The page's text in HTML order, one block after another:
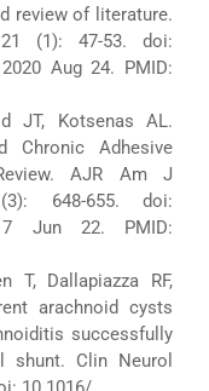
review of literature.
(1): 47-53. doi:
2020 Aug 24. PMID:
JT, Kotsenas AL.
Chronic Adhesive
AJR Am J
648-655. doi:
Jun 22. PMID:
T, Dallapiazza RF,
arachnoid cysts
successfully
shunt. Clin Neurol